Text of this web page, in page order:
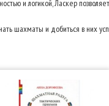
и логикой, Ласкер
шахматы и добиться в них